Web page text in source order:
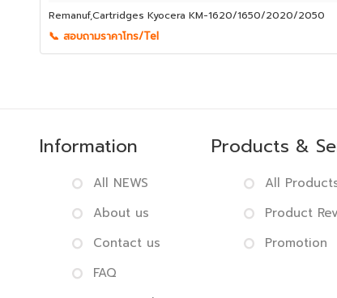
Remanuf,Cartridges Kyocera KM-1620/1650/2020/2050
📞 สอบถามราคาโทร/Tel
Information
All NEWS
About us
Contact us
FAQ
Products &
All
Product
Promotion